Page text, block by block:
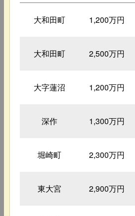
大和田町 1,200万円
大和田町 2,500万円
大字蓮沼 1,200万円
深作 1,300万円
堀崎町 2,300万円
東大宮 2,900万円